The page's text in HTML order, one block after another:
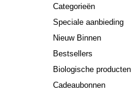
Categorieën
Speciale aanbieding
Nieuw Binnen
Bestsellers
Biologische producten
Cadeaubonnen